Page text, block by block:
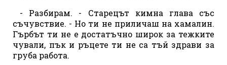
- Разбирам. - Старецът кимна глава със
съчувствие. - Но ти не приличаш на хамалин.
Гърбът ти не е достатъчно широк за тежките
чували, пък и ръцете ти не са тъй здрави за
груба работа.